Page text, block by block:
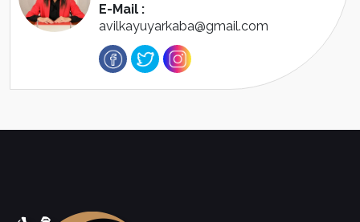
E-Mail :
avilkayuyarkaba@gmail.com